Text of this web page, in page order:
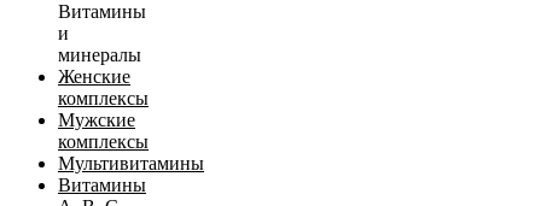
Витамины
и
минералы
Женские
комплексы
Мужские
комплексы
Мультивитамины
Витамины